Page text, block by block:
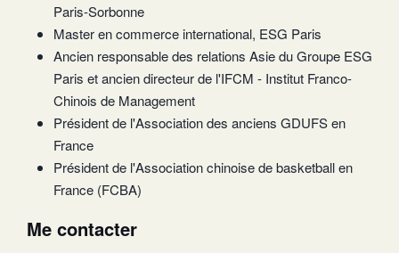
Paris-Sorbonne
Master en commerce international, ESG Paris
Ancien responsable des relations Asie du Groupe ESG
Paris et ancien directeur de l'IFCM - Institut Franco-
Chinois de Management
Président de l'Association des anciens GDUFS en
France
Président de l'Association chinoise de basketball en
France (FCBA)
Me contacter